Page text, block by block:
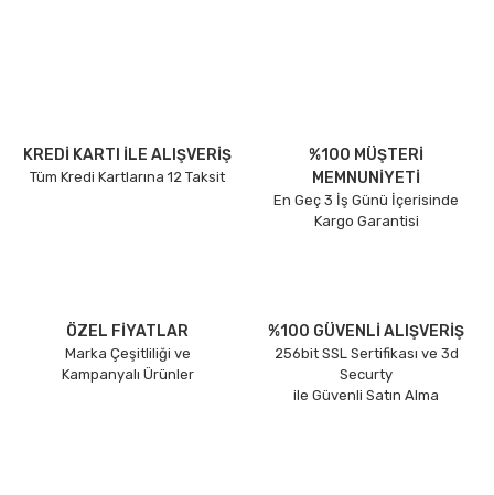
KREDİ KARTI İLE ALIŞVERİŞ
Tüm Kredi Kartlarına 12 Taksit
%100 MÜŞTERİ
MEMNUNİYETİ
En Geç 3 İş Günü İçerisinde
Kargo Garantisi
ÖZEL FİYATLAR
Marka Çeşitliliği ve
Kampanyalı Ürünler
%100 GÜVENLİ ALIŞVERİŞ
256bit SSL Sertifikası ve 3d
Securty
ile Güvenli Satın Alma